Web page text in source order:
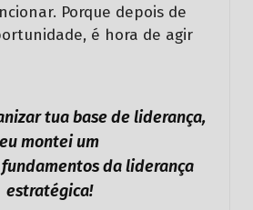
Porque depois de
é hora de agir
tua base de liderança,
eu montei um
fundamentos da liderança
estratégica!